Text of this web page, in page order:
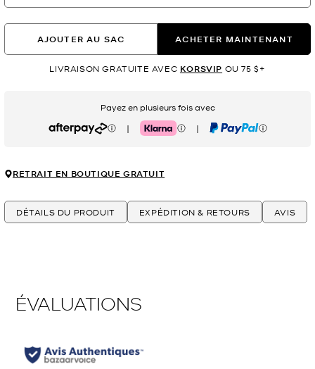
AJOUTER AU SAC ACHETER MAINTENANT
LIVRAISON GRATUITE AVEC KORSVIP OU 75 $+
Payez en plusieurs fois avec
Afterpay | Klarna | PayPal
RETRAIT EN BOUTIQUE GRATUIT
DÉTAILS DU PRODUIT EXPÉDITION & RETOURS AVIS